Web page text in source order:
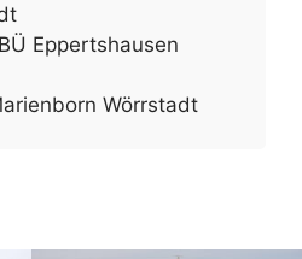
Eppertshausen
Wörrstadt